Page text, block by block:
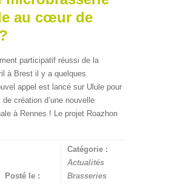
au cœur de
participatif réussi de la
à Brest il y a quelques
appel est lancé sur Ulule pour
création d’une nouvelle
à Rennes ! Le projet Roazhon
Posté le :
Catégorie :
Actualités
Brasseries